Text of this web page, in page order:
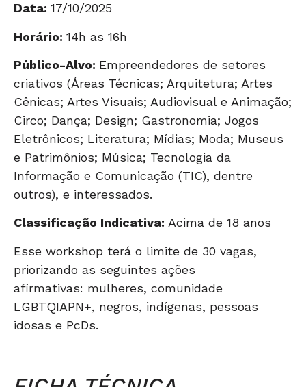
Data: 17/10/2025
Horário: 14h as 16h
Público-Alvo: Empreendedores de setores
criativos (Áreas Técnicas; Arquitetura; Artes
Cênicas; Artes Visuais; Audiovisual e Animação;
Circo; Dança; Design; Gastronomia; Jogos
Eletrônicos; Literatura; Mídias; Moda; Museus
e Patrimônios; Música; Tecnologia da
Informação e Comunicação (TIC), dentre
outros), e interessados.
Classificação Indicativa: Acima de 18 anos
Esse workshop terá o limite de 30 vagas,
priorizando as seguintes ações
afirmativas: mulheres, comunidade
LGBTQIAPN+, negros, indígenas, pessoas
idosas e PcDs.